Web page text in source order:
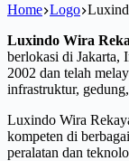
Home Logo
Luxindo Wira
berlokasi di Jakarta,
2002 dan telah
infrastruktur,
Luxindo Wira
kompeten di
peralatan dan